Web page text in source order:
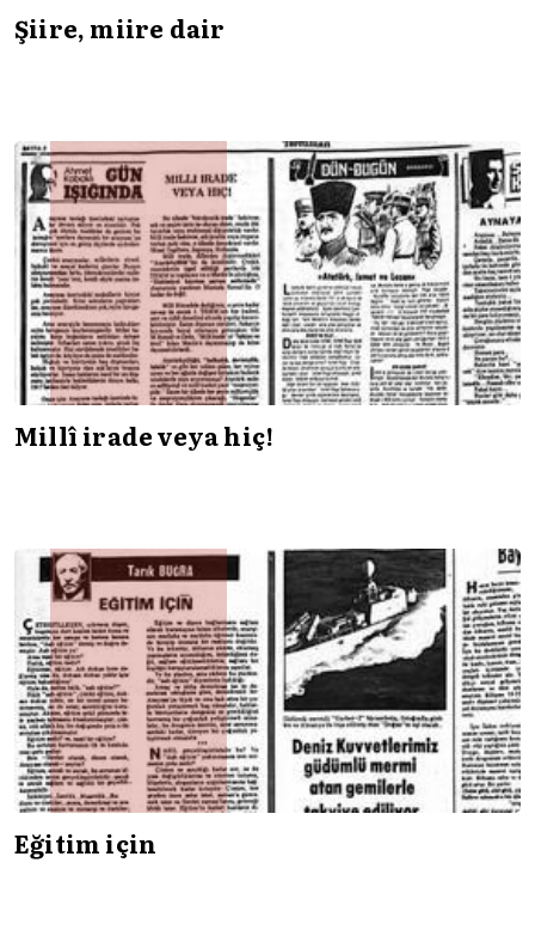
Şiire, miire dair
Millî irade veya hiç!
Eğitim için